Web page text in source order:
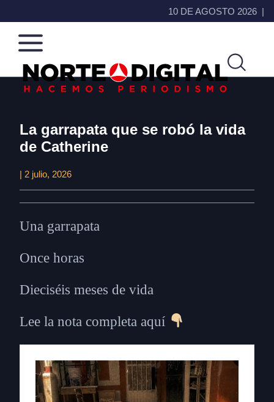
10 DE AGOSTO 2026
de
Ciudad
Juárez
que
noticias,
hacemos periodismo
La garrapata que se robó la vida
de Catherine
| 2 julio, 2026
Una garrapata
Once horas
Dieciséis meses de vida
Lee la nota completa aquí